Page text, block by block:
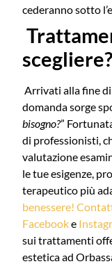
cederanno sotto
scegliere?
Arrivati alla fine
domanda sorge
bisogno?”
di professionisti,
valutazione
le tue esigenze,
terapeutico più
benessere!
Facebooke
sui trattamenti
estetica ad